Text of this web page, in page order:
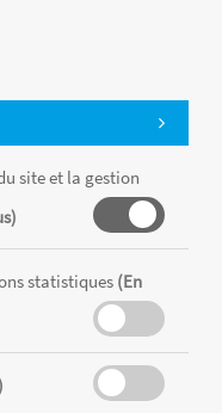
site et la gestion
statistiques (En
stocks disponibles de
GÉNÉRALES